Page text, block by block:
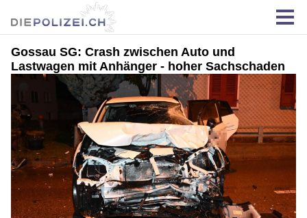
Gossau SG: Crash zwischen Auto und
Lastwagen mit Anhänger - hoher Sachschaden